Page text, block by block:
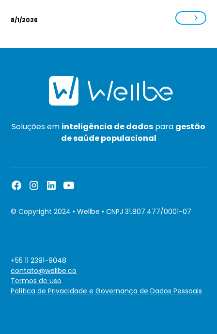
8/1/2026
Soluções em inteligência de dados para gestão
de saúde populacional
© Copyright 2024 • Wellbe • CNPJ 31.807.477/0001-07
Termos de uso
Política de Privacidade e Governança de Dados Pessoais
+55 11 2391-9048
contato@wellbe.co